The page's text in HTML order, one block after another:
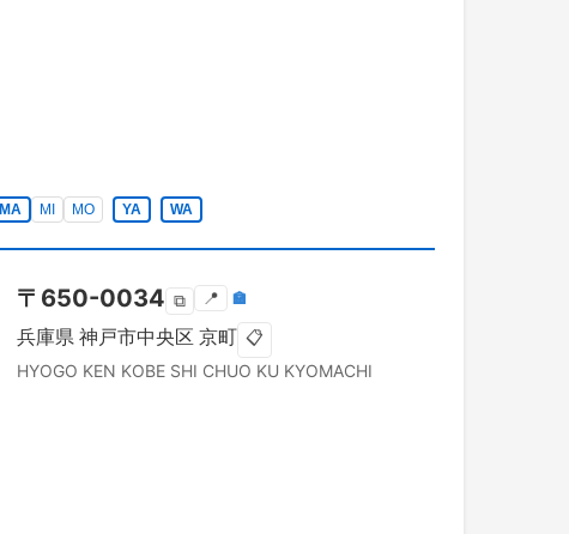
MA MI MO YA WA
〒 650-0034 ⧉ 📍 🏣
兵庫県 神戸市中央区 京町 📋
HYOGO KEN KOBE SHI CHUO KU KYOMACHI